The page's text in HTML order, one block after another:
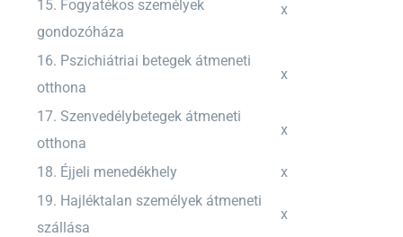
15. Fogyatékos személyek
gondozóháza
x
16. Pszichiátriai betegek átmeneti
otthona
x
17. Szenvedélybetegek átmeneti
otthona
x
18. Éjjeli menedékhely
x
19. Hajléktalan személyek átmeneti
szállása
x